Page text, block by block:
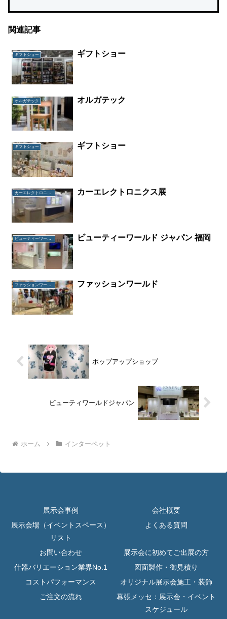
関連記事
ギフトショー ギフトショー
オルガテック オルガテック
ギフトショー ギフトショー
カーエレクトロニクス展 カーエレクトロニクス展
ビューティーワールド ジャパン 福岡 ビューティーワールド ジャパン 福岡
ファッションワールド ファッションワールド
ポップアップショップ
ビューティワールドジャパン
ホーム インターペット
展示会事例
会社概要
展示会場（イベントスペース）
リスト
よくある質問
お問い合わせ
展示会に初めてご出展の方
什器バリエーション業界No.1
図面製作・御見積り
コストパフォーマンス
オリジナル展示会施工・装飾
ご注文の流れ
幕張メッセ：展示会・イベント
スケジュール